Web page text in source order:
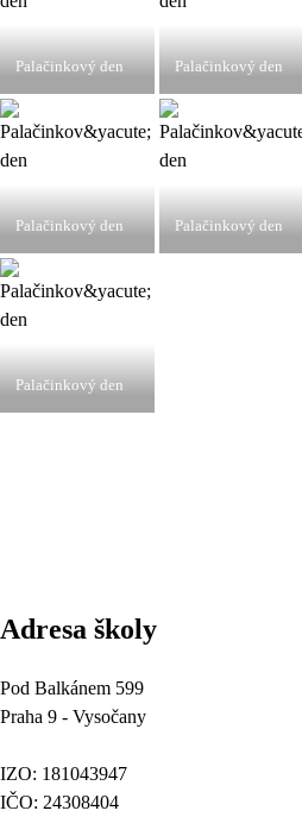
Palačinkový den Palačinkový den
Palačinkový den Palačinkový den
Palačinkový den
Adresa školy
Pod Balkánem 599
Praha 9 - Vysočany
IZO: 181043947
IČO: 24308404